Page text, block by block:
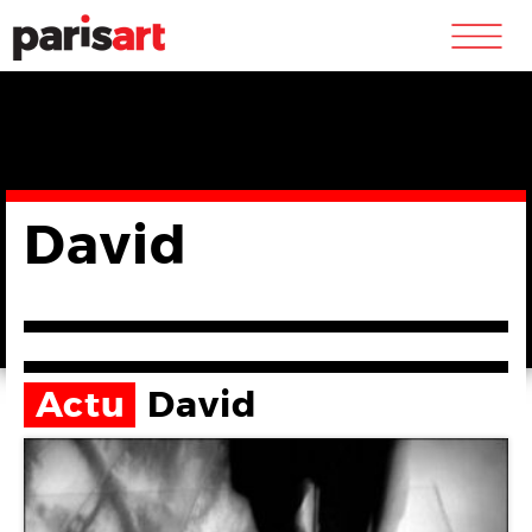
m
David
Actu David